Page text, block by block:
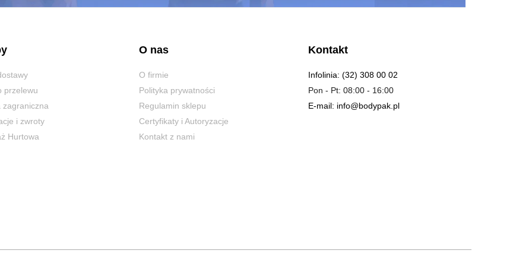
każdej chwili. Więcej o ochronie danych osobowych w zakładce: Polityka Prywatności.
przelewu
zagraniczna
i zwroty
Hurtowa
O nas
O firmie
Polityka prywatności
Regulamin sklepu
Certyfikaty i Autoryzacje
Kontakt z nami
Kontakt
Infolinia: (32) 308 00 02
Pon - Pt: 08:00 - 16:00
E-mail: info@bodypak.pl